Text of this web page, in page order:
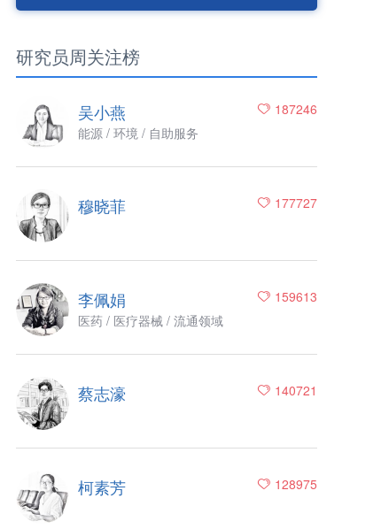
研究员周关注榜
187246
吴小燕
能源 / 环境 / 自助服务
177727
穆晓菲
159613
李佩娟
医药 / 医疗器械 / 流通领域
140721
蔡志濠
128975
柯素芳